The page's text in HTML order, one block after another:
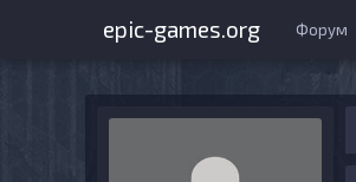
epic-games.org Форум